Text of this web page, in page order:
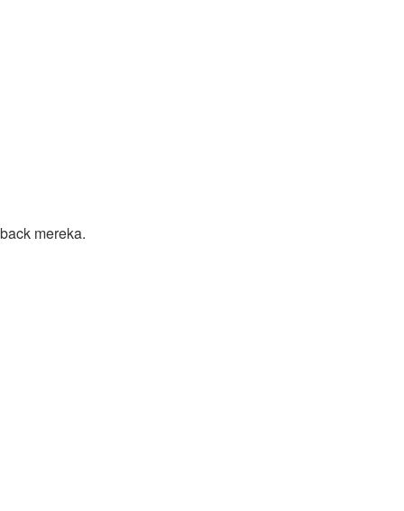
mereka.